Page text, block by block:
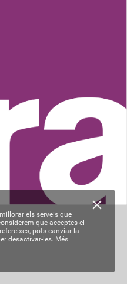
els serveis que
que acceptes el
pots canviar la
desactivar-les. Més